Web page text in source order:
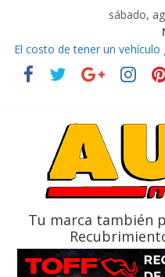
sábado,
El costo de tener un
decidir
Ultima película ‘Spider‑Man:
La Vuelta al Ecuador 2026,
La FEDAK recibe 12
Tu marca también